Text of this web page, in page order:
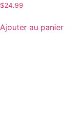
$24.99
Ajouter au panier